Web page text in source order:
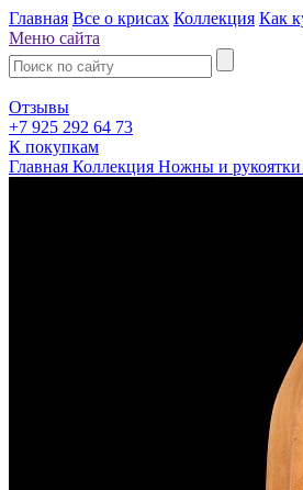
Главная Все о крисах Коллекция Как
Меню сайта
Отзывы
+7 925 292 64 73
К покупкам
Главная Коллекция Ножны и рукоятки